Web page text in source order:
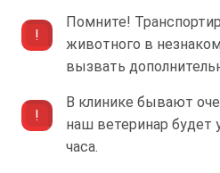
Помните!
животного в
вызвать
В клинике бывают
наш ветеринар будет
часа.